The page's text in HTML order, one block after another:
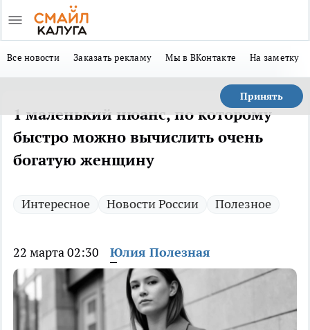
Все новости Заказать рекламу Мы в ВКонтакте На заметку
Принять
1 маленький нюанс, по которому
быстро можно вычислить очень
богатую женщину
Интересное Новости России Полезное
22 марта 02:30 Юлия Полезная